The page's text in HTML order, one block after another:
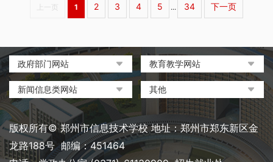
上一页 1 2 3 4 5 ... 34 下一页
政府部门网站
中国政府网
河南省人民政府
郑州市人民政府
教育教学网站
教育部政府门户网站
中国职业教育与成人教育网
河南省教育厅
河南省职业教育与成人教育
新闻信息类网站
环球网
凤凰网
搜狐
网易
其他
中央电化教育馆
中国教育和科研计算机网
电脑报
大象网|河南网络广播电视台
版权所有© 郑州市信息技术学校 地址：郑州市郑东新区金
龙路188号 邮编：451464